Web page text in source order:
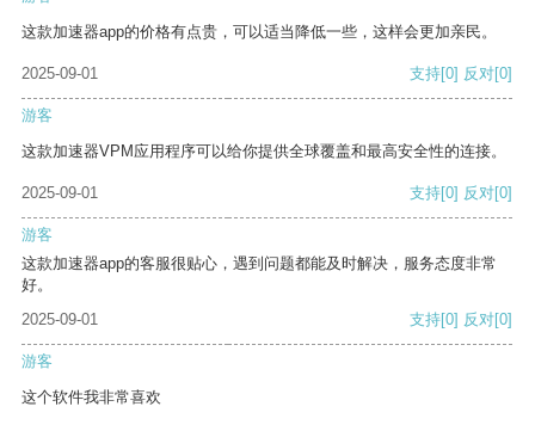
这款加速器app的价格有点贵，可以适当降低一些，这样会更加亲民。
2025-09-01 支持[0] 反对[0]
游客
这款加速器VPM应用程序可以给你提供全球覆盖和最高安全性的连接。
2025-09-01 支持[0] 反对[0]
游客
这款加速器app的客服很贴心，遇到问题都能及时解决，服务态度非常
好。
2025-09-01
支持[0] 反对[0]
游客
这个软件我非常喜欢